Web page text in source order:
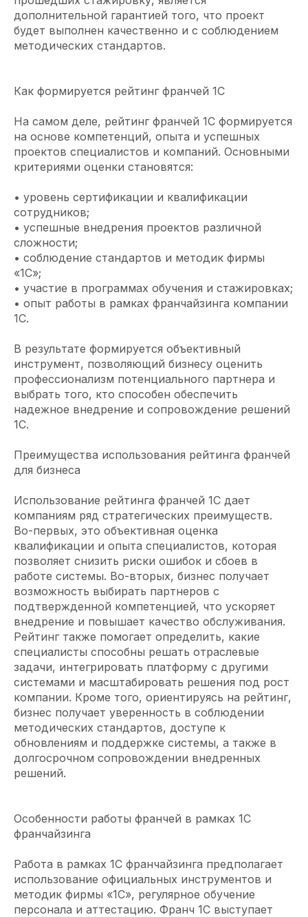
дополнительной гарантией того, что проект
будет выполнен качественно и с соблюдением
методических стандартов.
Как формируется рейтинг франчей 1С
На самом деле, рейтинг франчей 1С формируется
на основе компетенций, опыта и успешных
проектов специалистов и компаний. Основными
критериями оценки становятся:
• уровень сертификации и квалификации
сотрудников;
• успешные внедрения проектов различной
сложности;
• соблюдение стандартов и методик фирмы
«1С»;
• участие в программах обучения и стажировках;
• опыт работы в рамках франчайзинга компании
1С.
В результате формируется объективный
инструмент, позволяющий бизнесу оценить
профессионализм потенциального партнера и
выбрать того, кто способен обеспечить
надежное внедрение и сопровождение решений
1С.
Преимущества использования рейтинга франчей
для бизнеса
Использование рейтинга франчей 1С дает
компаниям ряд стратегических преимуществ.
Во-первых, это объективная оценка
квалификации и опыта специалистов, которая
позволяет снизить риски ошибок и сбоев в
работе системы. Во-вторых, бизнес получает
возможность выбирать партнеров с
подтвержденной компетенцией, что ускоряет
внедрение и повышает качество обслуживания.
Рейтинг также помогает определить, какие
специалисты способны решать отраслевые
задачи, интегрировать платформу с другими
системами и масштабировать решения под рост
компании. Кроме того, ориентируясь на рейтинг,
бизнес получает уверенность в соблюдении
методических стандартов, доступе к
обновлениям и поддержке системы, а также в
долгосрочном сопровождении внедренных
решений.
Особенности работы франчей в рамках 1С
франчайзинга
Работа в рамках 1С франчайзинга предполагает
использование официальных инструментов и
методик фирмы «1С», регулярное обучение
персонала и аттестацию. Франч 1С выступает